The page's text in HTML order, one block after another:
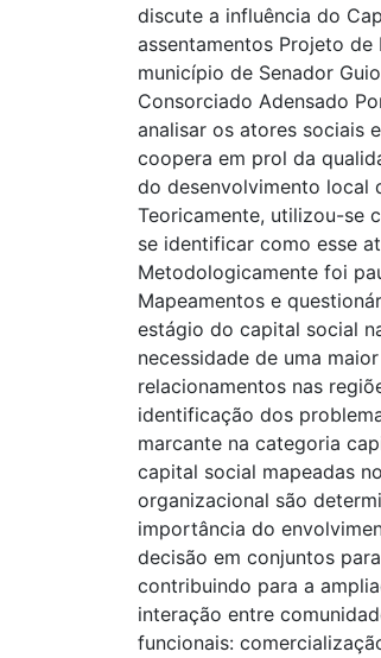
discute a influência do
assentamentos Projeto
município de Senador
Consorciado Adensado
analisar os atores sociais
coopera em prol da
do desenvolvimento local
Teoricamente, utilizou-se
se identificar como esse
Metodologicamente foi
Mapeamentos e
estágio do capital social
necessidade de uma
relacionamentos nas
identificação dos
marcante na categoria
capital social mapeadas
organizacional são
importância do
decisão em conjuntos
contribuindo para a
interação entre
funcionais: